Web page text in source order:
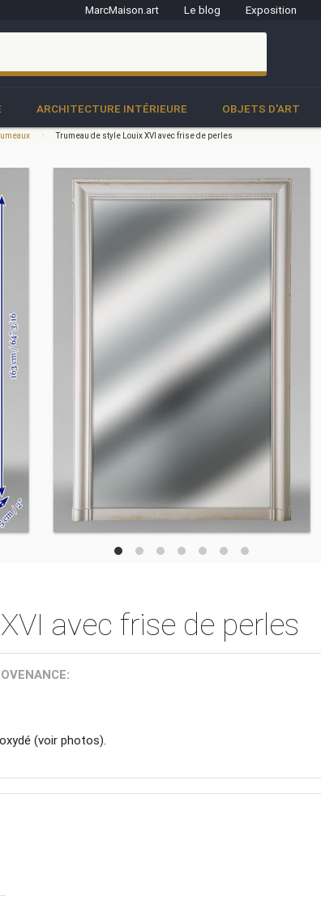
MarcMaison.art Le blog Exposition
ARCHITECTURE INTÉRIEURE OBJETS D'ART
Trumeau de style Louix XVI avec frise de perles
avec frise de perles
(voir photos).